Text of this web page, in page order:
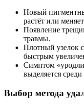
Новый
растёт или
Появление
травмы.
Плотный узелок
быстрым
Симптом
выделяется
Выбор метода